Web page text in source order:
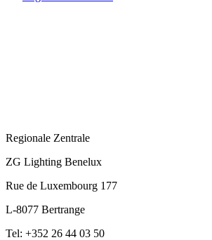
Regionale Zentrale
ZG Lighting Benelux
Rue de Luxembourg 177
L-8077 Bertrange
Tel: +352 26 44 03 50